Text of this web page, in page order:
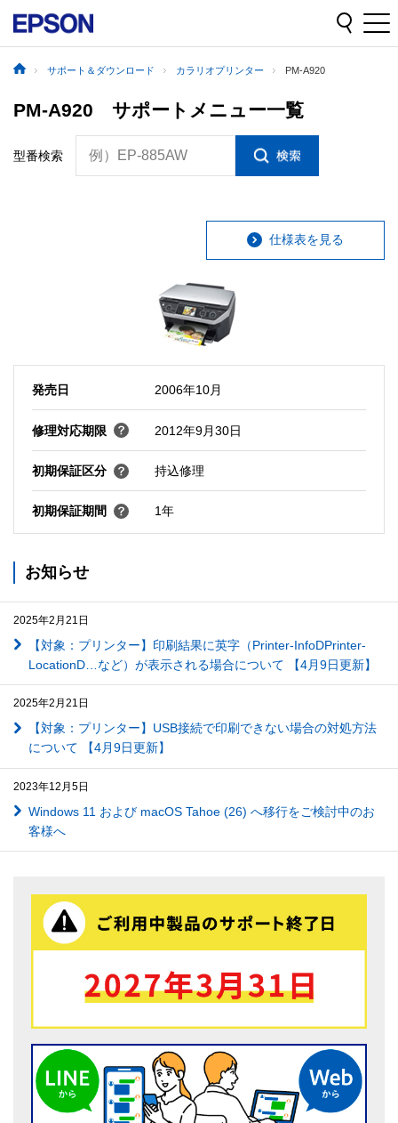
サポート＆ダウンロード カラリオプリンター PM-A920
PM-A920 サポートメニュー一覧
型番検索 例）EP-885AW
仕様表を見る
発売日 2006年10月
修理対応期限 2012年9月30日
初期保証区分 持込修理
初期保証期間 1年
お知らせ
2025年2月21日
【対象：プリンター】印刷結果に英字（Printer-InfoDPrinter-
LocationD…など）が表示される場合について 【4月9日更新】
2025年2月21日
【対象：プリンター】USB接続で印刷できない場合の対処方法
について 【4月9日更新】
2023年12月5日
Windows 11 および macOS Tahoe (26) へ移行をご検討中のお
客様へ